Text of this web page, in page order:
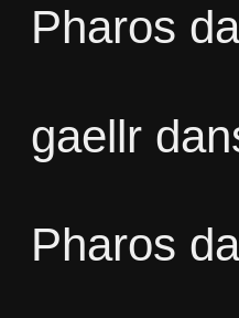
Pharos
gaellr
Pharos